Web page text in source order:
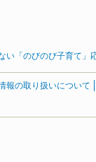
い「のびのび子育て」
報の取り扱いについて